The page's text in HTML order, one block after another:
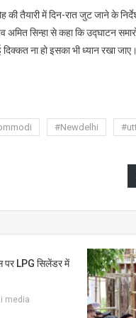
तैयारी में दिन-रात जुट जाने के
अमित सिन्हा से कहा कि उद्घाटन
ना हो इसका भी ध्यान रखा जाए।
#Newdelhi
पर LPG सिलेंडर में
media